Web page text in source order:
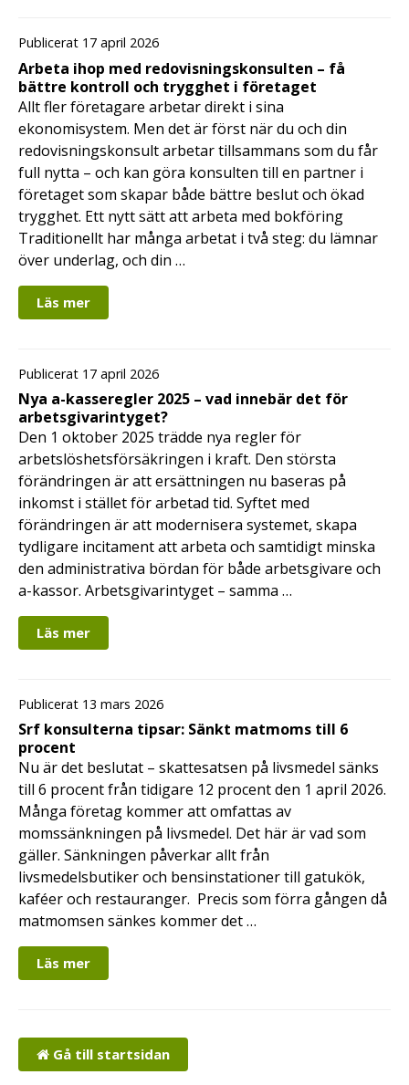
Publicerat 17 april 2026
Arbeta ihop med redovisningskonsulten – få
bättre kontroll och trygghet i företaget
Allt fler företagare arbetar direkt i sina
ekonomisystem. Men det är först när du och din
redovisningskonsult arbetar tillsammans som du får
full nytta – och kan göra konsulten till en partner i
företaget som skapar både bättre beslut och ökad
trygghet. Ett nytt sätt att arbeta med bokföring
Traditionellt har många arbetat i två steg: du lämnar
över underlag, och din …
Läs mer
Publicerat 17 april 2026
Nya a-kasseregler 2025 – vad innebär det för
arbetsgivarintyget?
Den 1 oktober 2025 trädde nya regler för
arbetslöshetsförsäkringen i kraft. Den största
förändringen är att ersättningen nu baseras på
inkomst i stället för arbetad tid. Syftet med
förändringen är att modernisera systemet, skapa
tydligare incitament att arbeta och samtidigt minska
den administrativa bördan för både arbetsgivare och
a-kassor. Arbetsgivarintyget – samma …
Läs mer
Publicerat 13 mars 2026
Srf konsulterna tipsar: Sänkt matmoms till 6
procent
Nu är det beslutat – skattesatsen på livsmedel sänks
till 6 procent från tidigare 12 procent den 1 april 2026.
Många företag kommer att omfattas av
momssänkningen på livsmedel. Det här är vad som
gäller. Sänkningen påverkar allt från
livsmedelsbutiker och bensinstationer till gatukök,
kaféer och restauranger. Precis som förra gången då
matmomsen sänkes kommer det …
Läs mer
Gå till startsidan